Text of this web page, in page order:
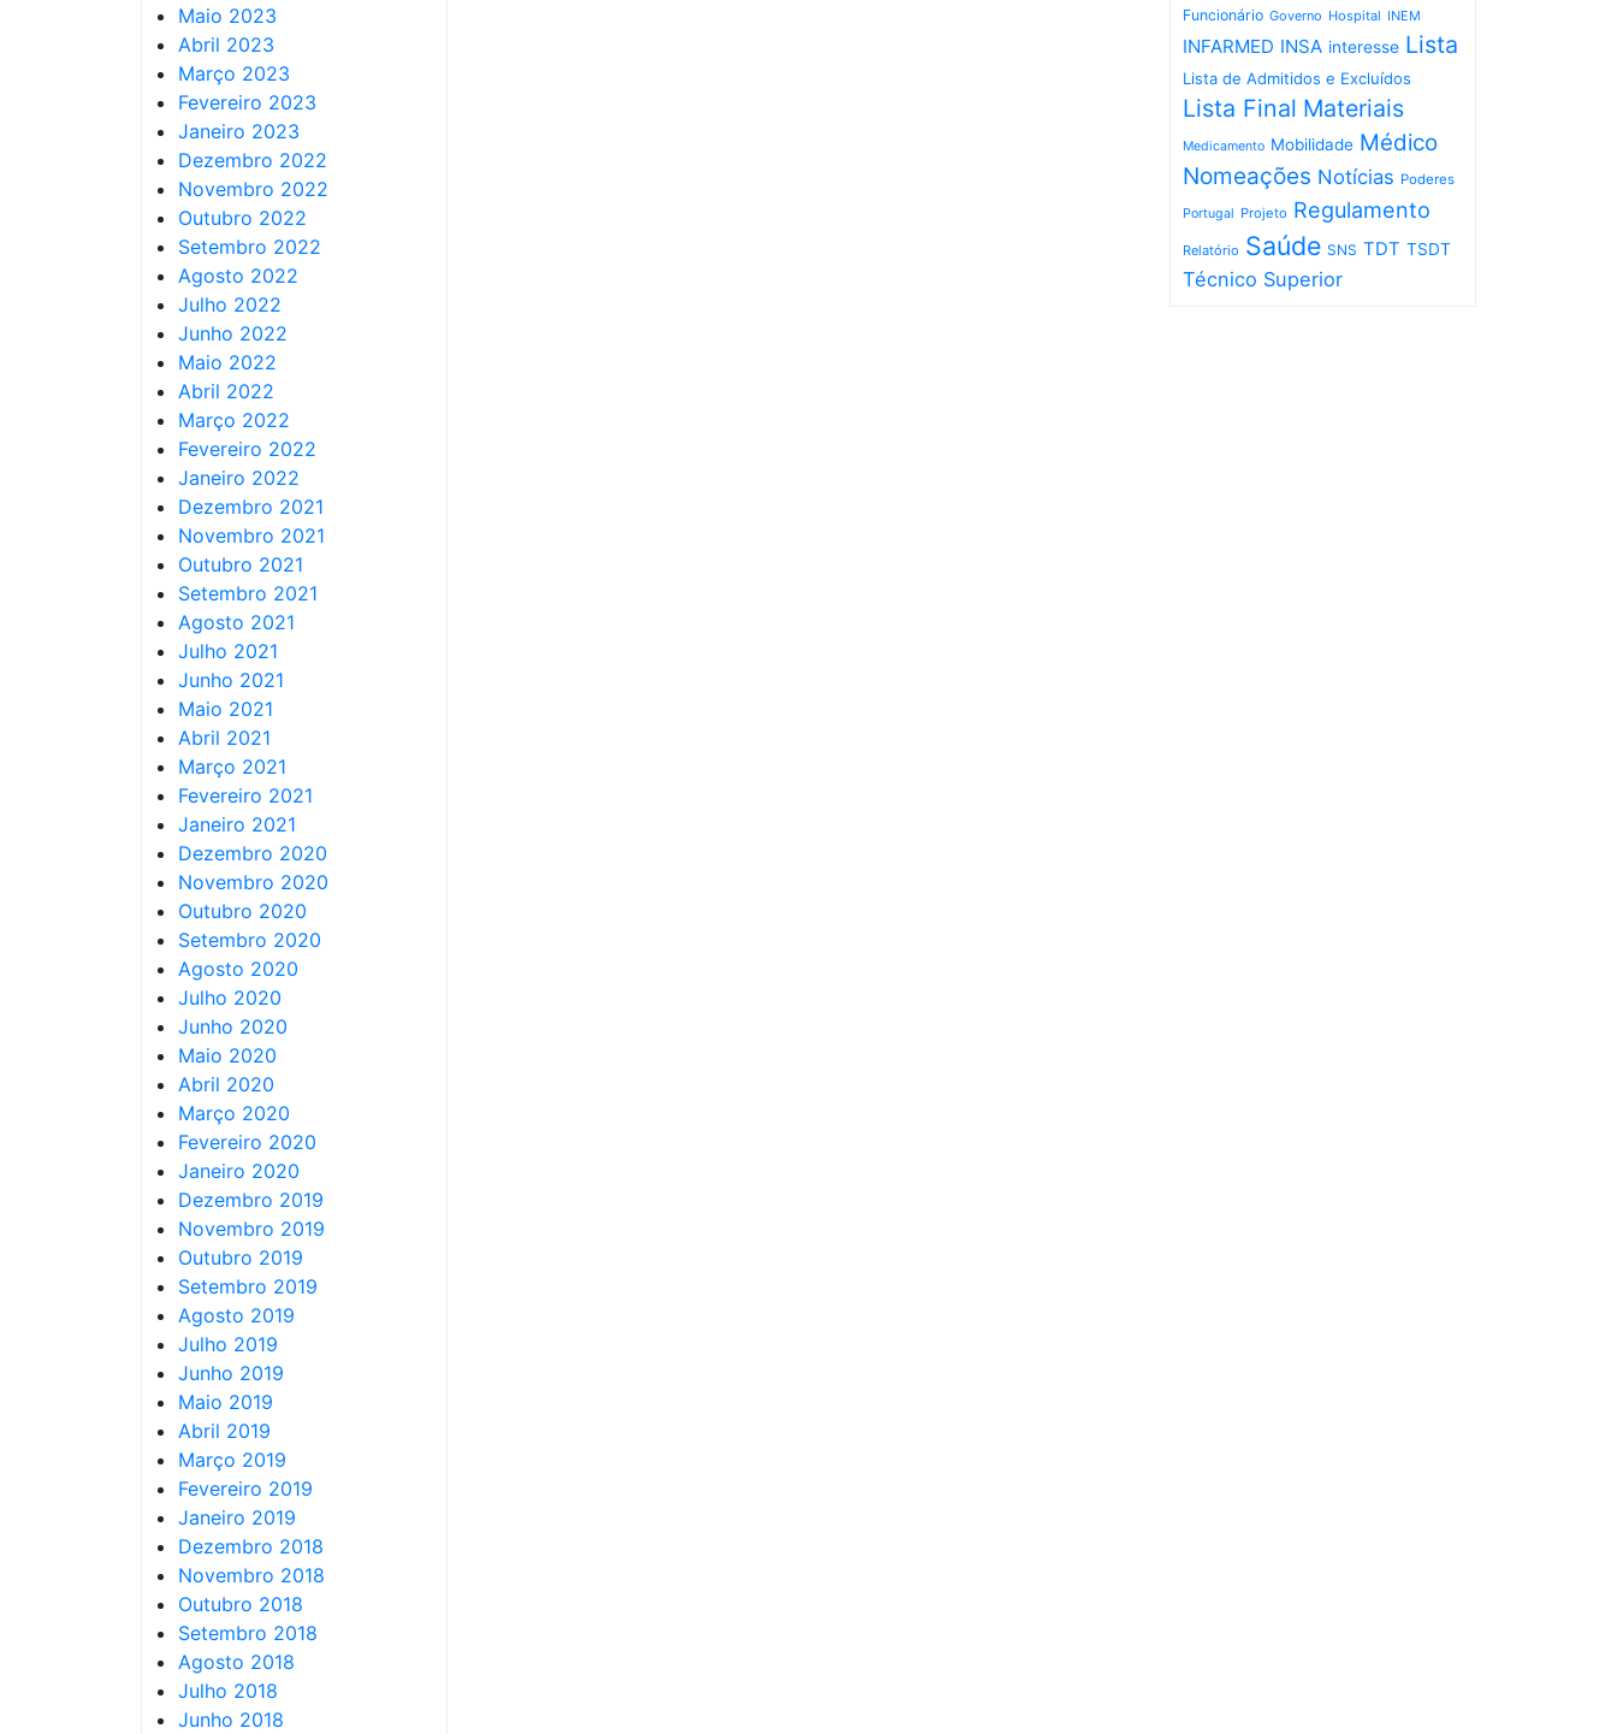
Maio 2023
Abril 2023
Março 2023
Fevereiro 2023
Janeiro 2023
Dezembro 2022
Novembro 2022
Outubro 2022
Setembro 2022
Agosto 2022
Julho 2022
Junho 2022
Maio 2022
Abril 2022
Março 2022
Fevereiro 2022
Janeiro 2022
Dezembro 2021
Novembro 2021
Outubro 2021
Setembro 2021
Agosto 2021
Julho 2021
Junho 2021
Maio 2021
Abril 2021
Março 2021
Fevereiro 2021
Janeiro 2021
Dezembro 2020
Novembro 2020
Outubro 2020
Setembro 2020
Agosto 2020
Julho 2020
Junho 2020
Maio 2020
Abril 2020
Março 2020
Fevereiro 2020
Janeiro 2020
Dezembro 2019
Novembro 2019
Outubro 2019
Setembro 2019
Agosto 2019
Julho 2019
Junho 2019
Maio 2019
Abril 2019
Março 2019
Fevereiro 2019
Janeiro 2019
Dezembro 2018
Novembro 2018
Outubro 2018
Setembro 2018
Agosto 2018
Julho 2018
Junho 2018
Funcionário Governo Hospital INEM
INFARMED INSA interesse Lista
Lista de Admitidos e Excluídos
Lista Final Materiais
Medicamento Mobilidade Médico
Nomeações Notícias Poderes
Portugal Projeto Regulamento
Relatório Saúde SNS TDT TSDT
Técnico Superior